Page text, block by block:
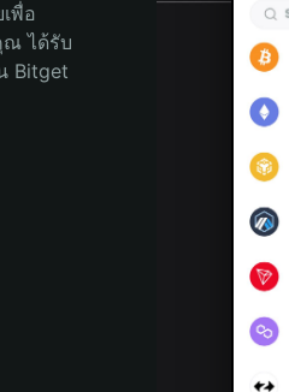
พื่อ
ณ ได้รับ
Bitget